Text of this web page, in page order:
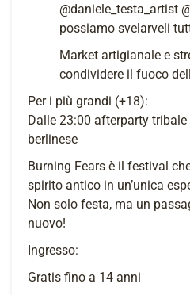
@daniele_testa_artist
possiamo svelarveli
Market artigianale e
condividere il fuoco
Per i più grandi (+18):
Dalle 23:00 afterparty
berlinese
Burning Fears è il festival
spirito antico in un’unica
Non solo festa, ma un
nuovo!
Ingresso:
Gratis fino a 14 anni